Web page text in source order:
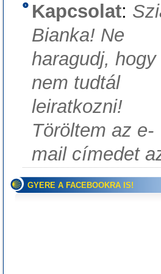
Kapcsolat:
Bianka! Ne
haragudj, hogy
nem tudtál
leiratkozni!
Töröltem az e-
mail címedet
GYERE A FACEBOOKRA IS!